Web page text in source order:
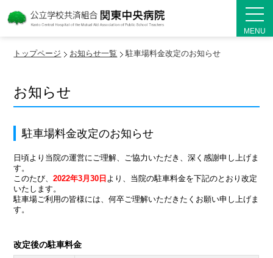
MENU
トップページ お知らせ一覧 駐車場料金改定のお知らせ
お知らせ
駐車場料金改定のお知らせ
日頃より当院の運営にご理解、ご協力いただき、深く感謝申し上げま
す。
このたび、2022年3月30日 より、当院の駐車料金を下記のとおり改定
いたします。
駐車場ご利用の皆様には、何卒ご理解いただきたくお願い申し上げま
す。
改定後の駐車料金